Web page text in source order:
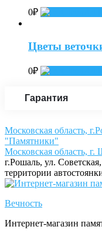
0₽
Цветы
0₽
Гарантия
Московская область,
"Памятники"
Московская область, г.
г.Рошаль, ул.
территории
Вечность
Интернет-магазин